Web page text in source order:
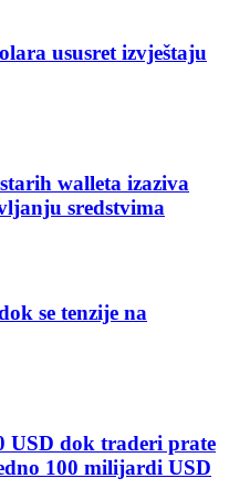
ususret izvještaju
walleta izaziva
sredstvima
se tenzije na
USD dok traderi prate
100 milijardi USD